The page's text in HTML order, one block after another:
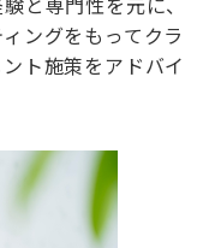
ングをもってクラ
ト施策をアドバイ